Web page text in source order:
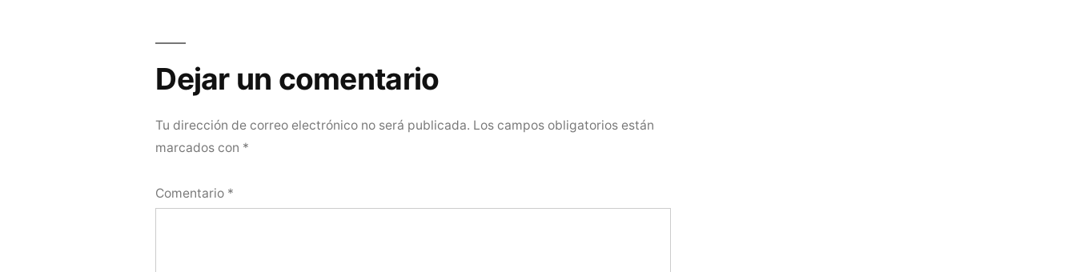
Dejar
un
comentario
Tu dirección de correo electrónico no será publicada. Los campos obligatorios están
marcados con *
Comentario *
Dejar un comentario